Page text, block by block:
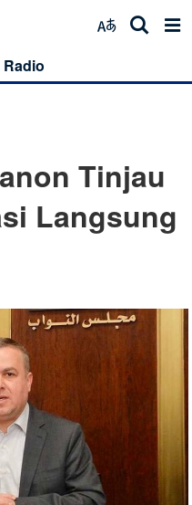
Radio
Tinjau
Langsung